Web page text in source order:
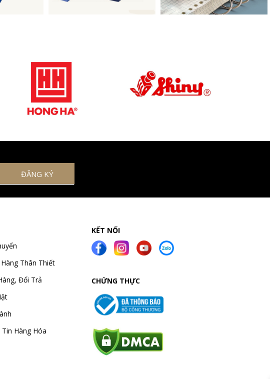
Thân Thiết
Đổi Trả
Hàng Hóa
KẾT NỐI
CHỨNG THỰC